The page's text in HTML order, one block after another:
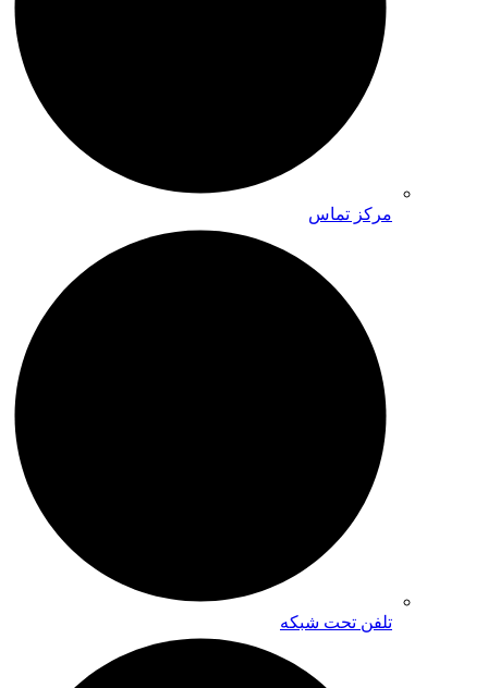
مرکز تماس
تلفن تحت شبکه